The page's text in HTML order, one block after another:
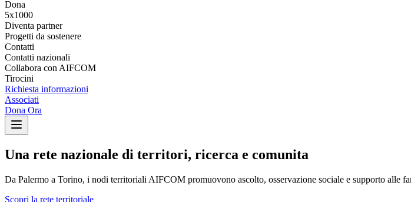
Dona
5x1000
Diventa partner
Progetti da sostenere
Contatti
Contatti nazionali
Collabora con AIFCOM
Tirocini
Richiesta informazioni
Associati
Dona Ora
Una rete nazionale di territori, ricerca e comunita
Da Palermo a Torino, i nodi territoriali AIFCOM promuovono ascolto, osservazione sociale e supporto alle
Scopri la rete territoriale